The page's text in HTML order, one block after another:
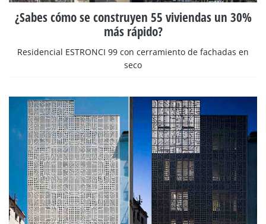
¿Sabes cómo se construyen 55 viviendas un 30%
más rápido?
Residencial ESTRONCI 99 con cerramiento de fachadas en
seco